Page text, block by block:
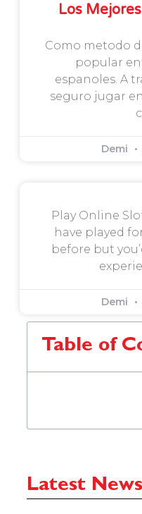
Los
Como metodo
popular
espanoles. A
seguro jugar
Demi
Play Online
have played
before but
Demi
Table of
Latest News